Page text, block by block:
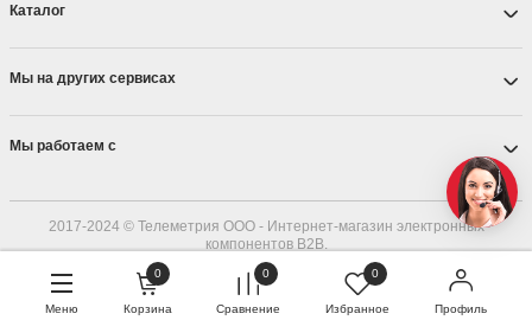
Каталог
Мы на других сервисах
Мы работаем с
2017-2024 © Телеметрия ООО - Интернет-магазин электронных
компонентов B2B.
ОГРН 1187536004215
Меню
0
Корзина
0
Сравнение
0
Избранное Профиль